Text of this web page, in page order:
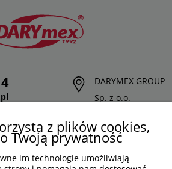
DARYMEX GROUP
Sp. z o.o.
32-620 Brzeszcze
z plików cookies,
Twoją prywatność
im technologie umożliwiają